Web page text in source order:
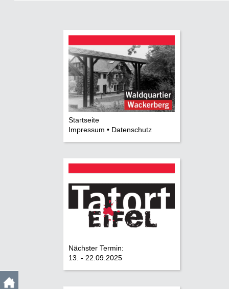
Startseite
Impressum • Datenschutz
Nächster Termin:
13. - 22.09.2025